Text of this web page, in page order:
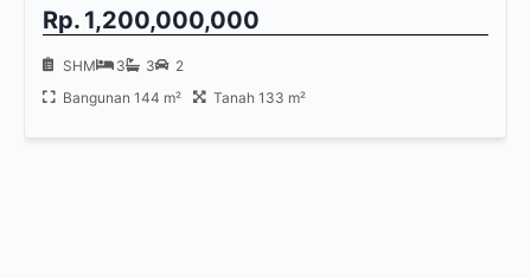
Rp. 1,200,000,000
SHM 3 3
2
Bangunan 144 m²
Tanah 133 m²